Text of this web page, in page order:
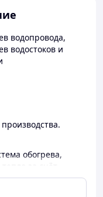
водопровода,
водостоков и
обогрева,
за счёт
элементах,